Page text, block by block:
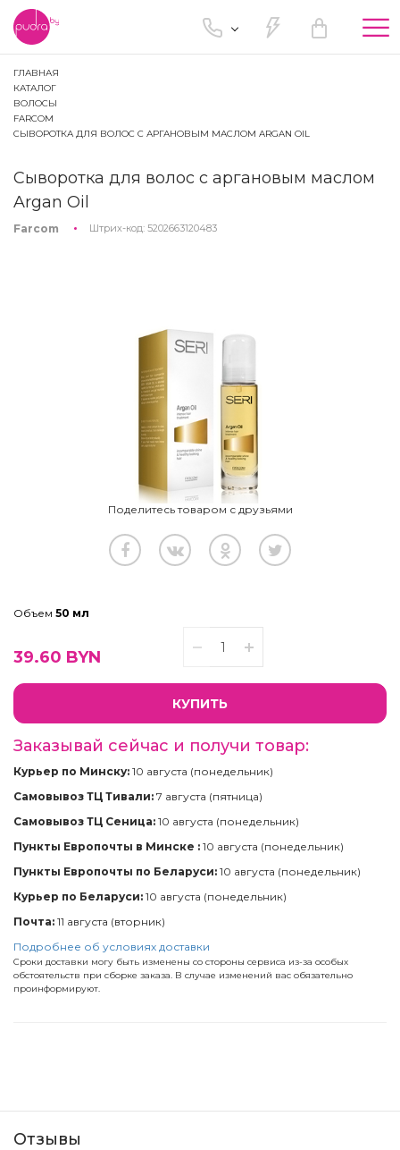
ГЛАВНАЯ
КАТАЛОГ
ВОЛОСЫ
FARCOM
СЫВОРОТКА ДЛЯ ВОЛОС С АРГАНОВЫМ МАСЛОМ ARGAN OIL
Сыворотка для волос с аргановым маслом
Argan Oil
Farcom Штрих-код: 5202663120483
Поделитесь товаром с друзьями
Объем 50 мл
39.60 BYN
КУПИТЬ
Заказывай сейчас и получи товар:
Курьер по Минску: 10 августа (понедельник)
Самовывоз ТЦ Тивали: 7 августа (пятница)
Самовывоз ТЦ Сеница: 10 августа (понедельник)
Пункты Европочты в Минске : 10 августа (понедельник)
Пункты Европочты по Беларуси: 10 августа (понедельник)
Курьер по Беларуси: 10 августа (понедельник)
Почта: 11 августа (вторник)
Подробнее об условиях доставки
Сроки доставки могу быть изменены со стороны сервиса из-за особых
обстоятельств при сборке заказа. В случае изменений вас обязательно
проинформируют.
Отзывы